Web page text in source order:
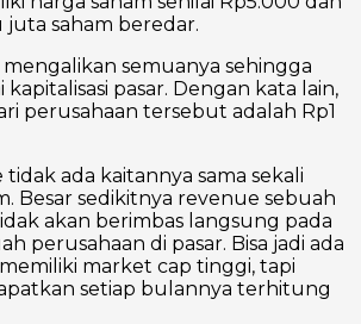
juta saham beredar.
semuanya sehingga
pasar. Dengan kata lain,
perusahaan tersebut adalah Rp1
tidak ada kaitannya sama sekali
Besar sedikitnya revenue sebuah
akan berimbas langsung pada
perusahaan di pasar. Bisa jadi ada
market cap tinggi, tapi
setiap bulannya terhitung